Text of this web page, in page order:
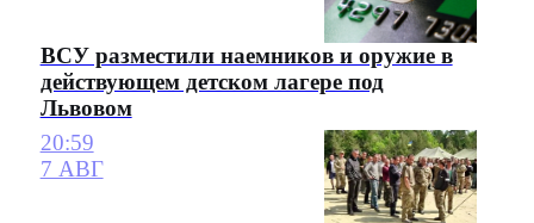
ВСУ разместили наемников и оружие в
действующем детском лагере под
Львовом
20:59
7 АВГ